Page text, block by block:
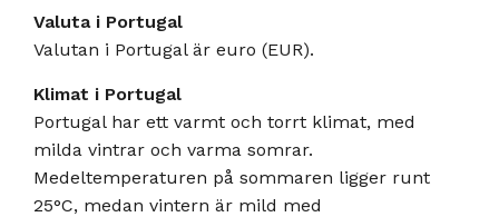
Valuta i Portugal
Valutan i Portugal är euro (EUR).
Klimat i Portugal
Portugal har ett varmt och torrt klimat, med
milda vintrar och varma somrar.
Medeltemperaturen på sommaren ligger runt
25°C, medan vintern är mild med